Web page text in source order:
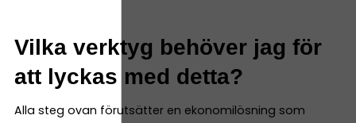
Vilka verktyg behöver jag för
att lyckas med detta?
Alla steg ovan förutsätter en ekonomilösning som